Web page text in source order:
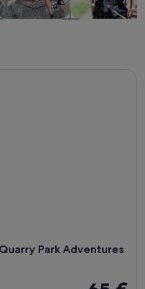
Park Adventures